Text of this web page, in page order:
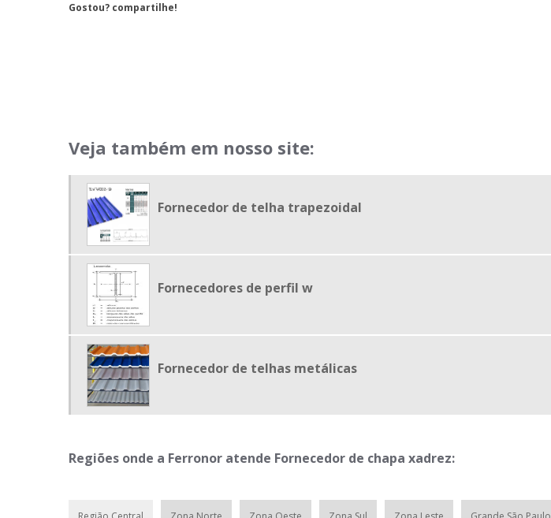
Gostou? compartilhe!
Veja também em nosso site:
Fornecedor de telha trapezoidal
Fornecedores de perfil w
Fornecedor de telhas metálicas
Regiões onde a Ferronor atende Fornecedor de chapa xadrez: